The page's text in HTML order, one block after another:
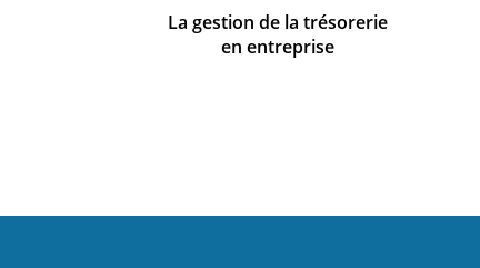
La gestion de la trésorerie
en entreprise